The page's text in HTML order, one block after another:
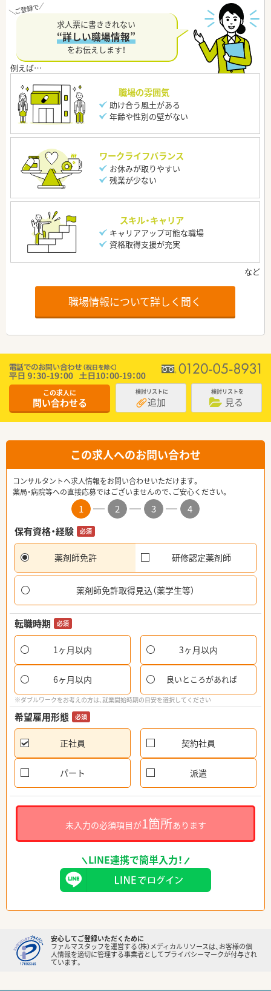
求人票に書ききれない
“詳しい職場情報”
をお伝えします！
職場の雰囲気
助け合う風土がある
年齢や性別の壁がない
ワークライフバランス
お休みが取りやすい
残業が少ない
スキル・キャリア
キャリアアップ可能な職場
資格取得支援が充実
職場情報について詳しく聞く
この求人に
問い合わせる
検討リストに
追加
検討リストを
見る
この求人へのお問い合わせ
コンサルタントへ求人情報をお問い合わせいただけます。
薬局・病院等への直接応募ではございませんので、ご安心ください。
1 2 3
4
保有資格・経験
必須
薬剤師免許 研修認定薬剤師
薬剤師免許取得見込（薬学生等）
転職時期 必須
1ヶ月以内 3ヶ月以内
6ヶ月以内 良いところがあれば
※ダブルワークをお考えの方は、就業開始時期の目安を選択してください
希望雇用形態 必須
正社員 契約社員
パート 派遣
未入力の必須項目が1箇所あります
LINE連携で簡単入力！
安心してご登録いただくために
ファルマスタッフを運営する（株）メディカルリソースは、お客様の個
人情報を適切に管理する事業者としてプライバシーマークが付与され
ています。